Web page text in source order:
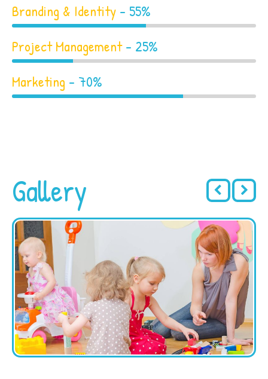
Branding & Identity - 55%
Project Management- 25%
Marketing - 70%
Gallery